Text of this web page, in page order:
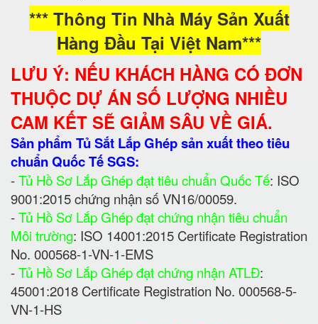
*** Thông Tin Nhà Máy Sản Xuất
Hàng Đầu Tại Việt Nam***
LƯU Ý: NẾU KHÁCH HÀNG CÓ ĐƠN
THUỘC DỰ ÁN SỐ LƯỢNG NHIỀU
CAM KẾT SẼ GIẢM SÂU VỀ GIÁ.
Sản phẩm Tủ Sắt Lắp Ghép sản xuất theo tiêu
chuẩn Quốc Tế SGS:
-Tủ Hồ Sơ Lắp Ghép đạt tiêu chuẩn Quốc Tế: ISO
9001:2015 chứng nhận số VN16/00059.
-Tủ Hồ Sơ Lắp Ghép đạt chứng nhận tiêu chuẩn
Môi trường: ISO 14001:2015 Certificate Registration
No. 000568-1-VN-1-EMS
-Tủ Hồ Sơ Lắp Ghép đạt chứng nhận ATLĐ:
45001:2018 Certificate Registration No. 000568-5-
VN-1-HS